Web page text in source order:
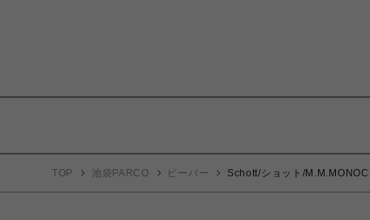
TOP 池袋PARCO ビーバー Schott/ショット/